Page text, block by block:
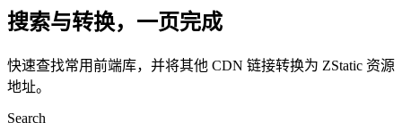
搜索与转换，一页完成
快速查找常用前端库，并将其他 CDN 链接转换为 ZStatic 资源
地址。
Search